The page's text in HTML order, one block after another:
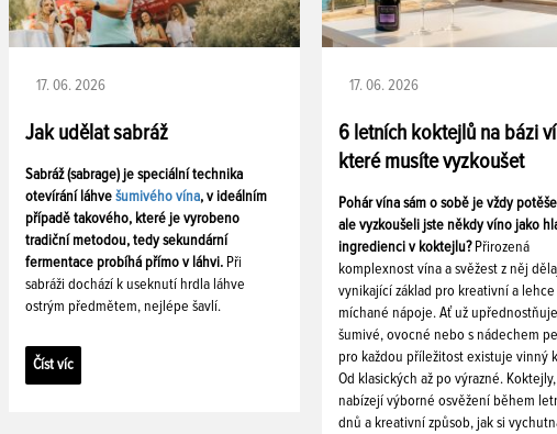
17. 06. 2026
Jak udělat sabráž
Sabráž (sabrage) je speciální technika
otevírání láhve šumivého vína, v ideálním
případě takového, které je vyrobeno
tradiční metodou, tedy sekundární
fermentace probíhá přímo v láhvi. Při
sabráži dochází k useknutí hrdla láhve
ostrým předmětem, nejlépe šavlí.
Číst víc
17. 06. 2026
6 letních koktejlů na bázi
které musíte vyzkoušet
Pohár vína sám o sobě je vždy
ale vyzkoušeli jste někdy víno jako
ingredienci v koktejlu? Přirozená
komplexnost vína a svěžest z něj
vynikající základ pro kreativní a lehce
míchané nápoje. Ať už
šumivé, ovocné nebo s nádechem
pro každou příležitost existuje vinný
Od klasických až po výrazné. Koktejly,
nabízejí výborné osvěžení během
dnů a kreativní způsob, jak si